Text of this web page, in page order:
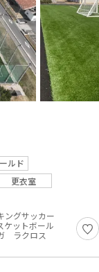
ルド
更衣室
ングサッカー
ケットボール
ラクロス